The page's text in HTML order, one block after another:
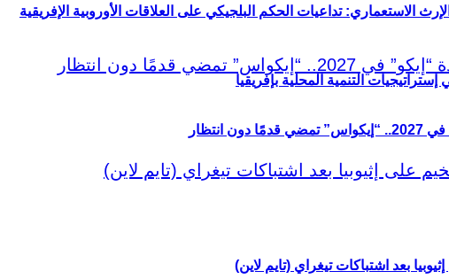
التنمية المحلية بإفريقيا
بعد اشتباكات تيغراي (تايم لاين)
الاستعماري: تداعيات الحكم البلجيكي على العلاقات الأوروبية الإفريقية
انتظار